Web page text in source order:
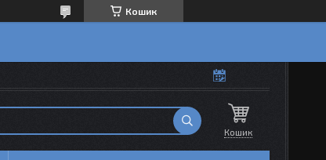
Кошик
Кошик